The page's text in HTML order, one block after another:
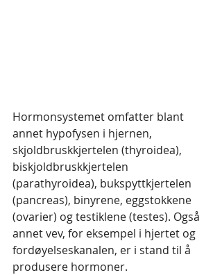
Hormonsystemet omfatter blant
annet hypofysen i hjernen,
skjoldbruskkjertelen (thyroidea),
biskjoldbruskkjertelen
(parathyroidea), bukspyttkjertelen
(pancreas), binyrene, eggstokkene
(ovarier) og testiklene (testes). Også
annet vev, for eksempel i hjertet og
fordøyelseskanalen, er i stand til å
produsere hormoner.